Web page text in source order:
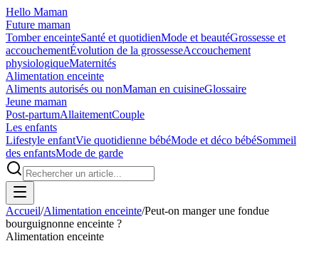
Hello Maman
Future maman
Tomber enceinteSanté et quotidienMode et beautéGrossesse et
accouchementÉvolution de la grossesseAccouchement
physiologiqueMaternités
Alimentation enceinte
Aliments autorisés ou nonMaman en cuisineGlossaire
Jeune maman
Post-partumAllaitementCouple
Les enfants
Lifestyle enfantVie quotidienne bébéMode et déco bébéSommeil
des enfantsMode de garde
Accueil/Alimentation enceinte/Peut-on manger une fondue
bourguignonne enceinte ?
Alimentation enceinte